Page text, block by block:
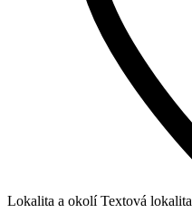
Lokalita a okolí Textová lokalita